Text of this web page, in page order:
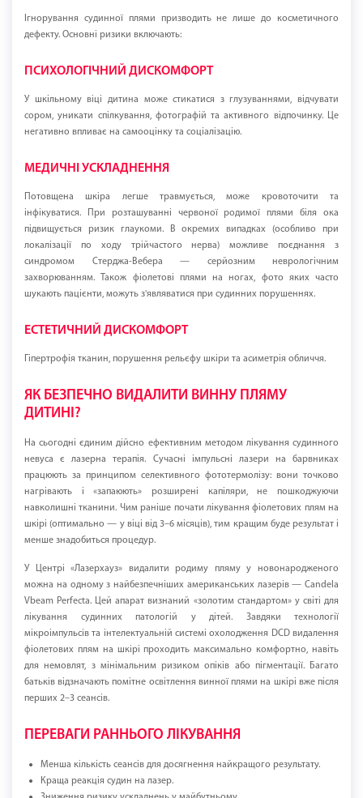
Ігнорування судинної плями призводить не лише до косметичного
дефекту. Основні ризики включають:
ПСИХОЛОГІЧНИЙ ДИСКОМФОРТ
У шкільному віці дитина може стикатися з глузуваннями, відчувати
сором, уникати спілкування, фотографій та активного відпочинку. Це
негативно впливає на самооцінку та соціалізацію.
МЕДИЧНІ УСКЛАДНЕННЯ
Потовщена шкіра легше травмується, може кровоточити та
інфікуватися. При розташуванні червоної родимої плями біля ока
підвищується ризик глаукоми. В окремих випадках (особливо при
локалізації по ходу трійчастого нерва) можливе поєднання з
синдромом Стерджа-Вебера — серйозним неврологічним
захворюванням. Також фіолетові плями на ногах, фото яких часто
шукають пацієнти, можуть з'являватися при судинних порушеннях.
ЕСТЕТИЧНИЙ ДИСКОМФОРТ
Гіпертрофія тканин, порушення рельєфу шкіри та асиметрія обличчя.
ЯК БЕЗПЕЧНО ВИДАЛИТИ ВИННУ ПЛЯМУ
ДИТИНІ?
На сьогодні єдиним дійсно ефективним методом лікування судинного
невуса є лазерна терапія. Сучасні імпульсні лазери на барвниках
працюють за принципом селективного фототермолізу: вони точково
нагрівають і «запаюють» розширені капіляри, не пошкоджуючи
навколишні тканини. Чим раніше почати лікування фіолетових плям на
шкірі (оптимально — у віці від 3–6 місяців), тим кращим буде результат і
менше знадобиться процедур.
У Центрі «Лазерхауз» видалити родиму пляму у новонародженого
можна на одному з найбезпечніших американських лазерів — Candela
Vbeam Perfecta. Цей апарат визнаний «золотим стандартом» у світі для
лікування судинних патологій у дітей. Завдяки технології
мікроімпульсів та інтелектуальній системі охолодження DCD видалення
фіолетових плям на шкірі проходить максимально комфортно, навіть
для немовлят, з мінімальним ризиком опіків або пігментації. Багато
батьків відзначають помітне освітлення винної плями на шкірі вже після
перших 2–3 сеансів.
ПЕРЕВАГИ РАННЬОГО ЛІКУВАННЯ
Менша кількість сеансів для досягнення найкращого результату.
Краща реакція судин на лазер.